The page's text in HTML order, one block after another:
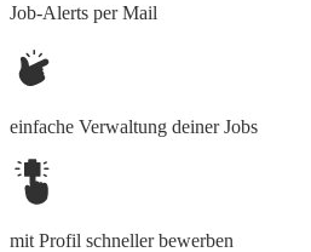
Job-Alerts per Mail
einfache Verwaltung deiner Jobs
mit Profil schneller bewerben